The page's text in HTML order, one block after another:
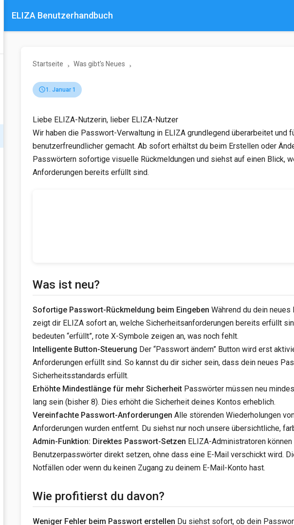
ELIZA Benutzerhandbuch
Startseite Was gibt's Neues
schedule1. Januar 1
Liebe ELIZA-Nutzerin, lieber ELIZA-Nutzer
Wir haben die Passwort-Verwaltung in ELIZA grundlegend überarbeitet und
benutzerfreundlicher gemacht. Ab sofort erhältst du beim Erstellen oder
Passwörtern sofortige visuelle Rückmeldungen und siehst auf einen Blick,
Anforderungen bereits erfüllt sind.
Was ist neu?
Sofortige Passwort-Rückmeldung beim Eingeben Während du dein
zeigt dir ELIZA sofort an, welche Sicherheitsanforderungen bereits erfüllt
bedeuten “erfüllt”, rote X-Symbole zeigen an, was noch fehlt.
Intelligente Button-Steuerung Der “Passwort ändern” Button wird erst
Anforderungen erfüllt sind. So kannst du dir sicher sein, dass dein neues
Sicherheitsstandards erfüllt.
Erhöhte Mindestlänge für mehr Sicherheit Passwörter müssen neu
lang sein (bisher 8). Dies erhöht die Sicherheit deines Kontos erheblich.
Vereinfachte Passwort-Anforderungen Alle störenden Wiederholungen
Anforderungen wurden entfernt. Du siehst nur noch unsere übersichtliche,
Admin-Funktion: Direktes Passwort-Setzen ELIZA-Administratoren können
Benutzerpasswörter direkt setzen, ohne dass eine E-Mail verschickt wird.
Notfällen oder wenn du keinen Zugang zu deinem E-Mail-Konto hast.
Wie profitierst du davon?
Weniger Fehler beim Passwort erstellen Du siehst sofort, ob dein